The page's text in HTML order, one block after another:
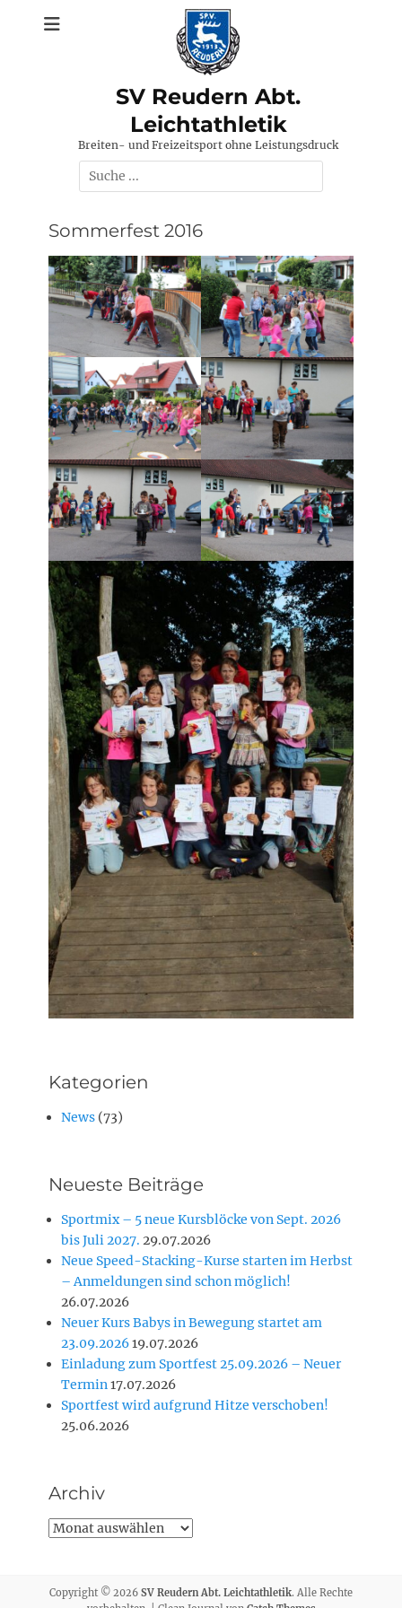
SV Reudern Abt.
Leichtathletik
Breiten- und Freizeitsport ohne Leistungsdruck
Suchen
nach:
Sommerfest 2016
Kategorien
News (73)
Neueste Beiträge
Sportmix – 5 neue Kursblöcke von Sept. 2026
bis Juli 2027. 29.07.2026
Neue Speed-Stacking-Kurse starten im Herbst
– Anmeldungen sind schon möglich!
26.07.2026
Neuer Kurs Babys in Bewegung startet am
23.09.202619.07.2026
Einladung zum Sportfest 25.09.2026 – Neuer
Termin17.07.2026
Sportfest wird aufgrund Hitze verschoben!
25.06.2026
Archiv
Archiv
Copyright © 2026 SV Reudern Abt. Leichtathletik. Alle Rechte